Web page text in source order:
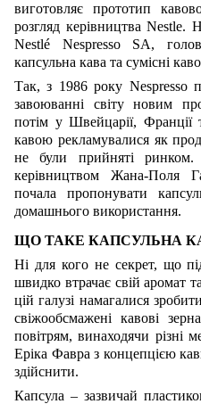
виготовляє прототип
розгляд керівництва Nestle.
Nestlé Nespresso SA,
капсульна кава та сумісні
Так, з 1986 року Nespresso
завоюванні світу новим
потім у Швейцарії, Франції
кавою рекламувалися як
не були прийняті
керівництвом Жана-Поля
почала пропонувати
домашнього використання.
ЩО ТАКЕ КАПСУЛЬНА
Ні для кого не секрет, що
швидко втрачає свій аромат
цій галузі намагалися
свіжообсмажені кавові
повітрям, винаходячи різні
Еріка Фавра з концепцією
здійснити.
Капсула – зазвичай